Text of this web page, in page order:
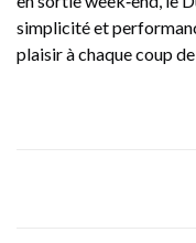
simplicité et
plaisir à chaque coup